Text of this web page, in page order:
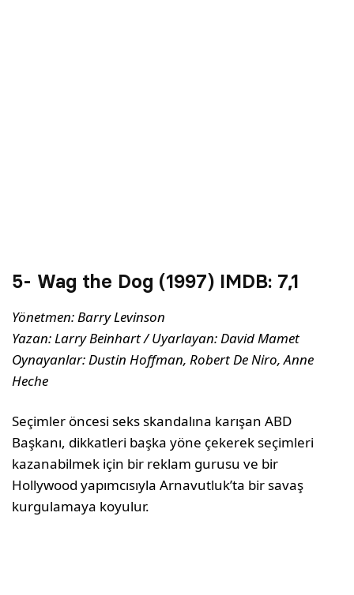
5- Wag the Dog (1997) IMDB: 7,1
Yönetmen: Barry Levinson
Yazan: Larry Beinhart / Uyarlayan: David Mamet
Oynayanlar: Dustin Hoffman, Robert De Niro, Anne
Heche
Seçimler öncesi seks skandalına karışan ABD
Başkanı, dikkatleri başka yöne çekerek seçimleri
kazanabilmek için bir reklam gurusu ve bir
Hollywood yapımcısıyla Arnavutluk’ta bir savaş
kurgulamaya koyulur.